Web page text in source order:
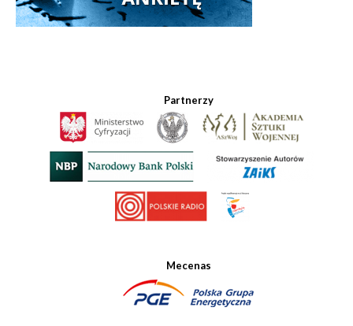
Partnerzy
Mecenas